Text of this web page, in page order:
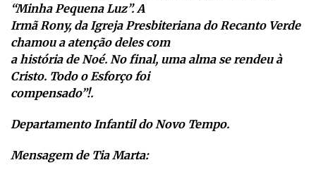
“Minha Pequena Luz”. A
Irmã Rony, da Igreja Presbiteriana do Recanto Verde
chamou a atenção deles com
a história de Noé. No final, uma alma se rendeu à
Cristo. Todo o Esforço foi
compensado”!.
Departamento Infantil do Novo Tempo.
Mensagem de Tia Marta: